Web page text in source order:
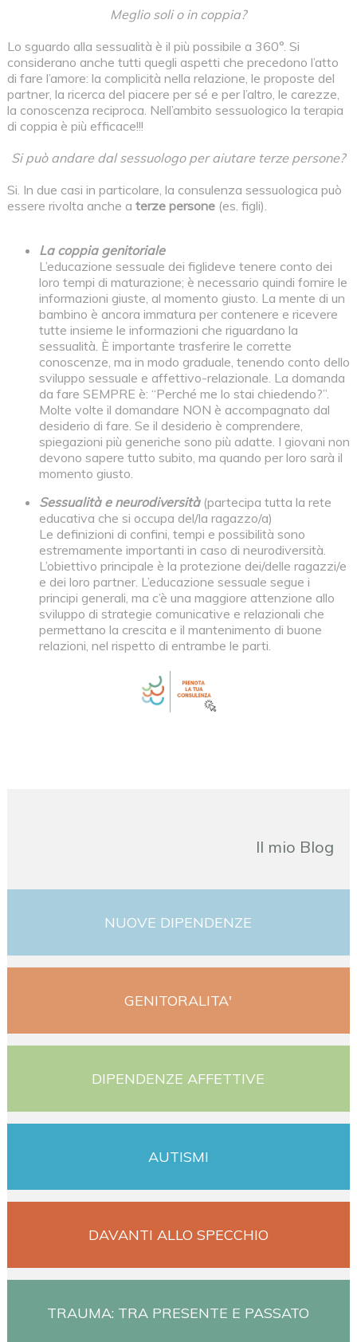
Meglio soli o in coppia?
Lo sguardo alla sessualità è il più possibile a 360°. Si
considerano anche tutti quegli aspetti che precedono l’atto
di fare l’amore: la complicità nella relazione, le proposte del
partner, la ricerca del piacere per sé e per l’altro, le carezze,
la conoscenza reciproca. Nell’ambito sessuologico la terapia
di coppia è più efficace!!!
Si può andare dal sessuologo per aiutare terze persone?
Si. In due casi in particolare, la consulenza sessuologica può
essere rivolta anche a terze persone(es. figli).
La coppia genitoriale
L’educazione sessuale dei figlideve tenere conto dei
loro tempi di maturazione; è necessario quindi fornire le
informazioni giuste, al momento giusto. La mente di un
bambino è ancora immatura per contenere e ricevere
tutte insieme le informazioni che riguardano la
sessualità. È importante trasferire le corrette
conoscenze, ma in modo graduale, tenendo conto dello
sviluppo sessuale e affettivo-relazionale. La domanda
da fare SEMPRE è: “Perché me lo stai chiedendo?”.
Molte volte il domandare NON è accompagnato dal
desiderio di fare. Se il desiderio è comprendere,
spiegazioni più generiche sono più adatte. I giovani non
devono sapere tutto subito, ma quando per loro sarà il
momento giusto.
Sessualità e neurodiversità(partecipa tutta la rete
educativa che si occupa del/la ragazzo/a)
Le definizioni di confini, tempi e possibilità sono
estremamente importanti in caso di neurodiversità.
L’obiettivo principale è la protezione dei/delle ragazzi/e
e dei loro partner. L’educazione sessuale segue i
principi generali, ma c’è una maggiore attenzione allo
sviluppo di strategie comunicative e relazionali che
permettano la crescita e il mantenimento di buone
relazioni, nel rispetto di entrambe le parti.
Il mio Blog
NUOVE DIPENDENZE
GENITORALITA'
DIPENDENZE AFFETTIVE
AUTISMI
DAVANTI ALLO SPECCHIO
TRAUMA: TRA PRESENTE E PASSATO